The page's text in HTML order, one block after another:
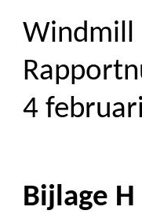
Windmill
4
Bijlage H